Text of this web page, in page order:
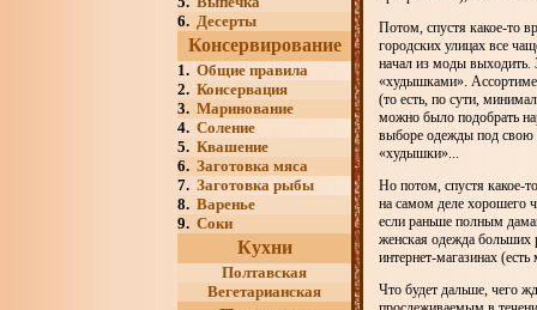
6. Десерты
Консервирование
1. Общие правила
2. Консервация
3. Маринование
4. Соление
5. Квашение
6. Заготовка мяса
7. Заготовка рыбы
8. Варенье
9. Соки
Кухни
Полтавская
Вегетарианская
Потом, спустя какое-то
городских улицах все
начал из моды выходить.
«худышками».
(то есть, по сути,
можно было подобрать
выборе одежды под свою
«худышки»...
Но потом, спустя какое-
на самом деле хорошего
если раньше полным
женская одежда больших
интернет-магазинах
Что будет дальше, чего